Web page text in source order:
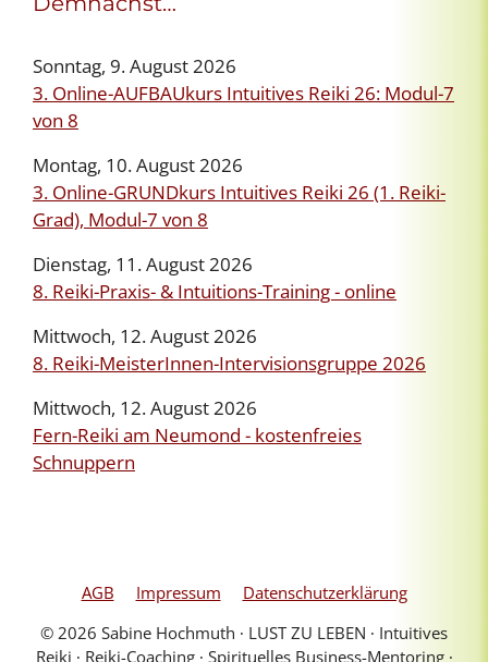
Sonntag, 9. August 2026
3. Online-AUFBAUkurs Intuitives Reiki 26: Modul-7
von 8
Montag, 10. August 2026
3. Online-GRUNDkurs Intuitives Reiki 26 (1. Reiki-
Grad), Modul-7 von 8
Dienstag, 11. August 2026
8. Reiki-Praxis- & Intuitions-Training - online
Mittwoch, 12. August 2026
8. Reiki-MeisterInnen-Intervisionsgruppe 2026
Mittwoch, 12. August 2026
Fern-Reiki am Neumond - kostenfreies
Schnuppern
AGB Impressum
Datenschutzerklärung
© 2026 Sabine Hochmuth ∙ LUST ZU LEBEN ∙ Intuitives
Reiki ∙ Reiki-Coaching ∙ Spirituelles Business-Mentoring ∙